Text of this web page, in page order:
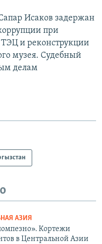
Исаков задержан
при
и реконструкции
музея. Судебный
делам
АЗИЯ
Кортежи
в Центральной Азии